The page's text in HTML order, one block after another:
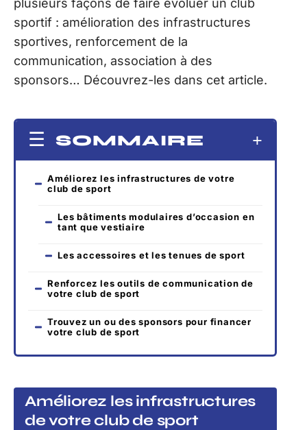
plusieurs façons de faire évoluer un club
sportif : amélioration des infrastructures
sportives, renforcement de la
communication, association à des
sponsors… Découvrez-les dans cet article.
SOMMAIRE
Améliorez les infrastructures de votre
club de sport
Les bâtiments modulaires d’occasion en
tant que vestiaire
Les accessoires et les tenues de sport
Renforcez les outils de communication de
votre club de sport
Trouvez un ou des sponsors pour financer
votre club de sport
Améliorez les infrastructures
de votre club de sport